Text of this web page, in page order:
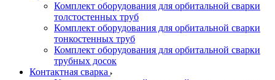
Комплект оборудования для орбитальной сварки
толстостенных труб
Комплект оборудования для орбитальной сварки
тонкостенных труб
Комплект оборудования для орбитальной сварки
трубных досок
Контактная сварка